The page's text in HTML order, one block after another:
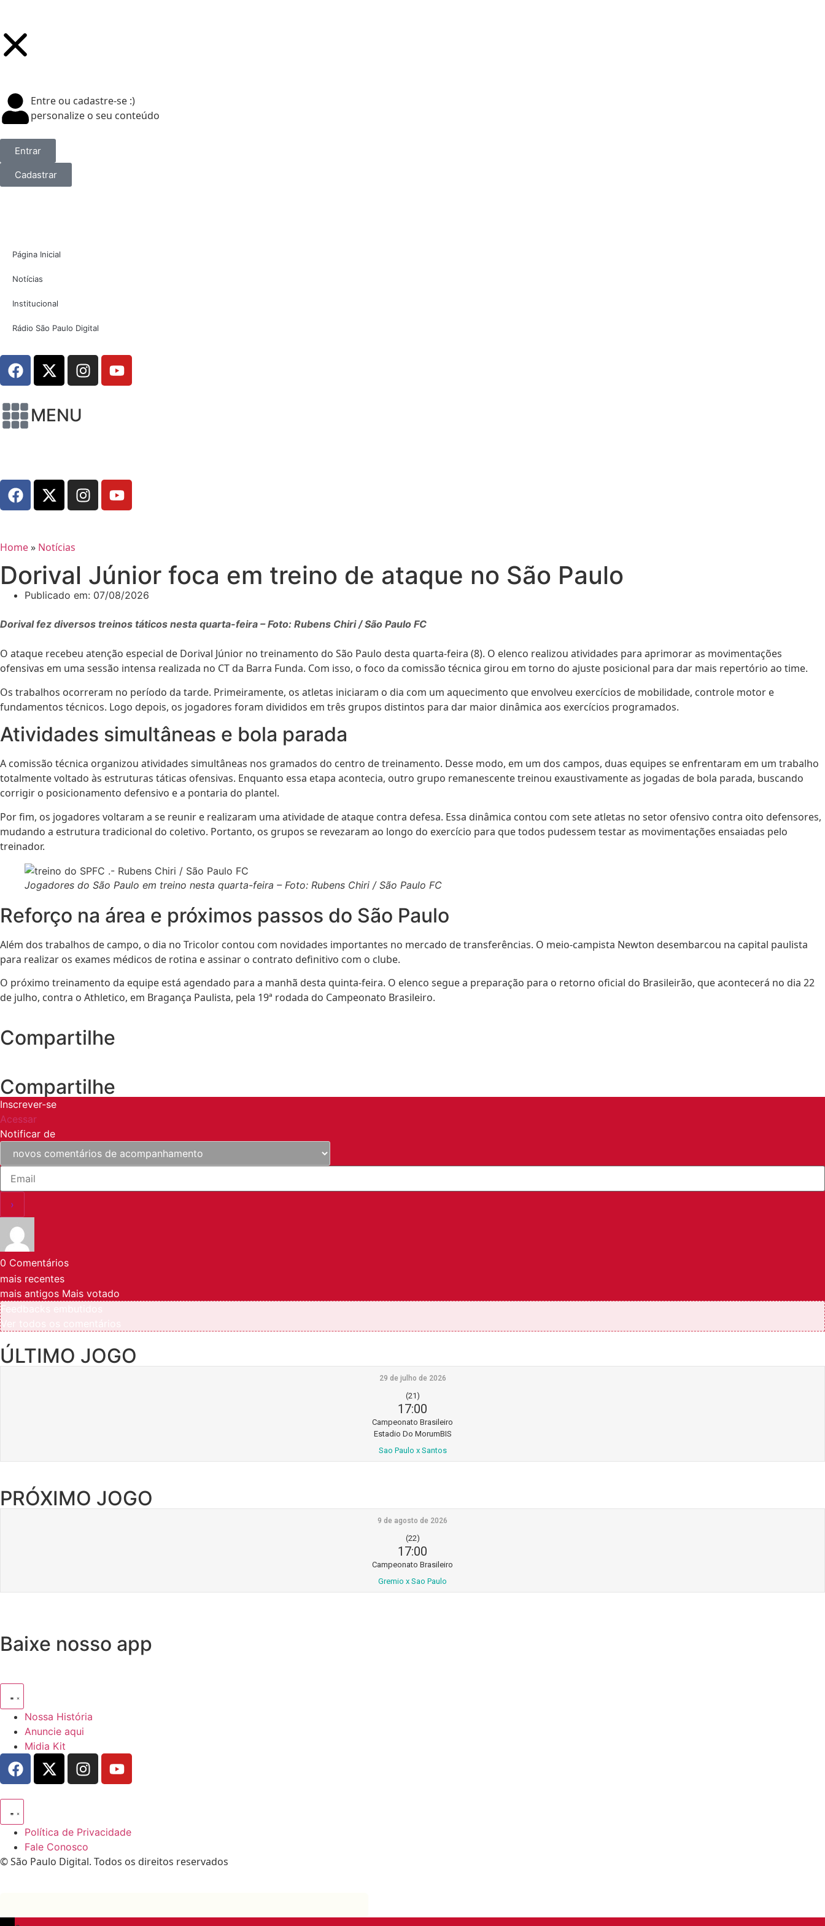
Entre ou cadastre-se :)
personalize o seu conteúdo
Entrar
Cadastrar
Página Inicial
Notícias
Institucional
Rádio São Paulo Digital
MENU
Home» Notícias
Dorival Júnior foca em treino de ataque no São Paulo
Publicado em: 07/08/2026
Dorival fez diversos treinos táticos nesta quarta-feira – Foto: Rubens Chiri / São Paulo FC
O ataque recebeu atenção especial de Dorival Júnior no treinamento do São Paulo desta quarta-feira (8). O elenco realizou atividades para aprimorar as movimentações
ofensivas em uma sessão intensa realizada no CT da Barra Funda. Com isso, o foco da comissão técnica girou em torno do ajuste posicional para dar mais repertório ao time.
Os trabalhos ocorreram no período da tarde. Primeiramente, os atletas iniciaram o dia com um aquecimento que envolveu exercícios de mobilidade, controle motor e
fundamentos técnicos. Logo depois, os jogadores foram divididos em três grupos distintos para dar maior dinâmica aos exercícios programados.
Atividades simultâneas e bola parada
A comissão técnica organizou atividades simultâneas nos gramados do centro de treinamento. Desse modo, em um dos campos, duas equipes se enfrentaram em um trabalho
totalmente voltado às estruturas táticas ofensivas. Enquanto essa etapa acontecia, outro grupo remanescente treinou exaustivamente as jogadas de bola parada, buscando
corrigir o posicionamento defensivo e a pontaria do plantel.
Por fim, os jogadores voltaram a se reunir e realizaram uma atividade de ataque contra defesa. Essa dinâmica contou com sete atletas no setor ofensivo contra oito defensores,
mudando a estrutura tradicional do coletivo. Portanto, os grupos se revezaram ao longo do exercício para que todos pudessem testar as movimentações ensaiadas pelo
treinador.
Jogadores do São Paulo em treino nesta quarta-feira – Foto: Rubens Chiri / São Paulo FC
Reforço na área e próximos passos do São Paulo
Além dos trabalhos de campo, o dia no Tricolor contou com novidades importantes no mercado de transferências. O meio-campista Newton desembarcou na capital paulista
para realizar os exames médicos de rotina e assinar o contrato definitivo com o clube.
O próximo treinamento da equipe está agendado para a manhã desta quinta-feira. O elenco segue a preparação para o retorno oficial do Brasileirão, que acontecerá no dia 22
de julho, contra o Athletico, em Bragança Paulista, pela 19ª rodada do Campeonato Brasileiro.
Compartilhe
Compartilhe
Inscrever-se
Acessar
Notificar de
0 Comentários
mais recentes
mais antigos Mais votado
ÚLTIMO JOGO
29 de julho de 2026
(21)
17:00
Campeonato Brasileiro
Estadio Do MorumBIS
Sao Paulo x Santos
PRÓXIMO JOGO
9 de agosto de 2026
(22)
17:00
Campeonato Brasileiro
Gremio x Sao Paulo
Baixe nosso app
Nossa História
Anuncie aqui
Midia Kit
Política de Privacidade
Fale Conosco
© São Paulo Digital. Todos os direitos reservados